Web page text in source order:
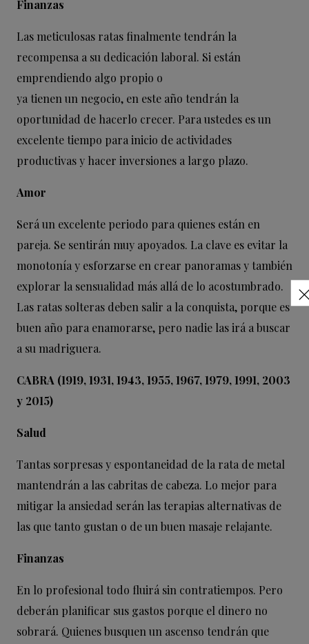
Finanzas
Las meticulosas ratas finalmente tendrán la
recompensa a su dedicación laboral. Si están
emprendiendo algo propio o
ya tienen un negocio, en este año tendrán la
oportunidad de hacerlo crecer. Para ustedes es un
excelente tiempo para inicio de actividades
productivas y hacer inversiones a largo plazo.
Amor
Será un excelente periodo para quienes están en
pareja. Se sentirán muy apoyados. La clave es evitar la
monotonía y esforzarse en crear panoramas y también
explorar la sensualidad más allá de lo acostumbrado.
Las ratas solteras deben salir a la conquista, porque es
buen año para enamorarse, pero nadie las irá a buscar
a su madriguera.
CABRA (1919, 1931, 1943, 1955, 1967, 1979, 1991, 2003
y 2015)
Salud
Tantas sorpresas y espontaneidad de la rata de metal
mantendrán a las cabritas de cabeza. Lo mejor para
mitigar la ansiedad serán las terapias alternativas de
las que tanto gustan o de un buen masaje relajante.
Finanzas
En lo profesional todo fluirá sin contratiempos. Pero
deberán planificar sus gastos porque el dinero no
sobrará. Quienes busquen un ascenso tendrán que